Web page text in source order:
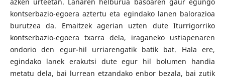
kontserbazio-egoera aztertu eta egindako lanen balorazioa
burutzea da. Emaitzek agerian uzten dute Iturrigorriko
kontserbazio-egoera txarra dela, iraganeko ustiapenaren
ondorio den egur-hil urriarengatik batik bat. Hala ere,
egindako lanek erakutsi dute egur hil bolumen handia
metatu dela, bai lurrean etzandako enbor bezala, bai zutik